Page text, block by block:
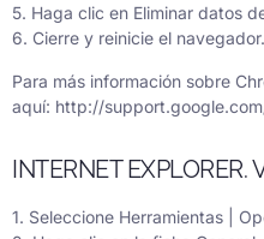
5. Haga clic en Eliminar datos
6. Cierre y reinicie el navegador.
Para más información sobre
aquí: http://
INTERNET EXPLORER.
1. Seleccione Herramientas |